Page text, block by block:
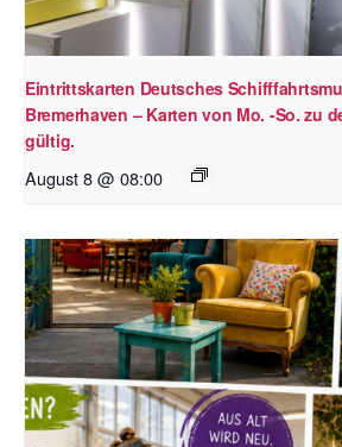
Eintrittskarten Deutsches
Bremerhaven – Karten von Mo. -So. zu
gültig.
August 8 @ 08:00